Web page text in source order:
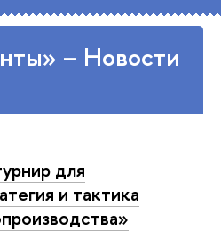
– Новости
для
и тактика